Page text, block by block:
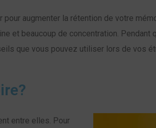
augmenter la rétention de votre
et beaucoup de concentration.
que vous pouvez utiliser lors de vos
entre elles. Pour